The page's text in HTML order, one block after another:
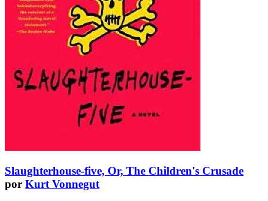
Slaughterhouse-five, Or, The Children's Crusade
por Kurt Vonnegut